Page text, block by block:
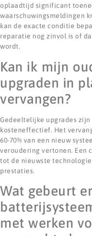
oplaadtijd significant
waarschuwingsmeldingen
kan de exacte conditie
reparatie nog zinvol is of
wordt.
Kan ik mijn
upgraden in
vervangen?
Gedeeltelijke upgrades
kosteneffectief. Het
60-70% van een nieuw
veroudering vertonen. Een
tot de nieuwste
prestaties.
Wat gebeurt
met werken